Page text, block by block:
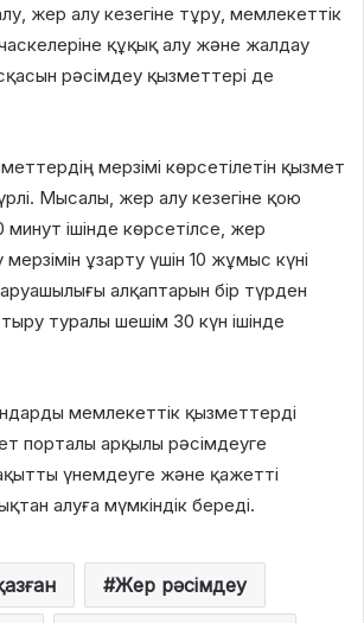
жер алу кезегіне тұру, мемлекеттік
құқық алу және жалдау
рәсімдеу қызметтері де
мерзімі көрсетілетін қызмет
Мысалы, жер алу кезегіне қою
минут ішінде көрсетілсе, жер
ұзарту үшін 10 жұмыс күні
алқаптарын бір түрден
туралы шешім 30 күн ішінде
мемлекеттік қызметтерді
порталы арқылы рәсімдеуге
үнемдеуге және қажетті
алуға мүмкіндік береді.
Жер рәсімдеу